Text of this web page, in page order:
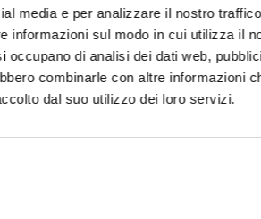
media e per analizzare il nostro
informazioni sul modo in cui utilizza il
occupano di analisi dei dati web,
combinarle con altre informazioni
dal suo utilizzo dei loro servizi.